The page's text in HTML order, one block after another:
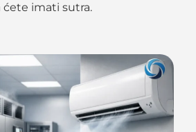
imati sutra.